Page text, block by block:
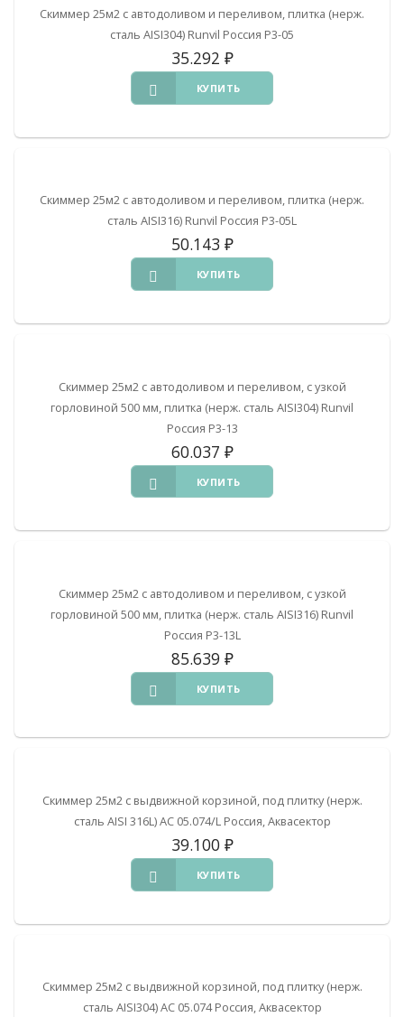
Скиммер 25м2 с автодоливом и переливом, плитка (нерж.
сталь AISI304) Runvil Россия Р3-05
35.292 ₽
КУПИТЬ
Скиммер 25м2 с автодоливом и переливом, плитка (нерж.
сталь AISI316) Runvil Россия Р3-05L
50.143 ₽
КУПИТЬ
Скиммер 25м2 с автодоливом и переливом, с узкой
горловиной 500 мм, плитка (нерж. сталь AISI304) Runvil
Россия Р3-13
60.037 ₽
КУПИТЬ
Скиммер 25м2 с автодоливом и переливом, с узкой
горловиной 500 мм, плитка (нерж. сталь AISI316) Runvil
Россия Р3-13L
85.639 ₽
КУПИТЬ
Скиммер 25м2 с выдвижной корзиной, под плитку (нерж.
сталь AISI 316L) АС 05.074/L Россия, Аквасектор
39.100 ₽
КУПИТЬ
Скиммер 25м2 с выдвижной корзиной, под плитку (нерж.
сталь AISI304) АС 05.074 Россия, Аквасектор